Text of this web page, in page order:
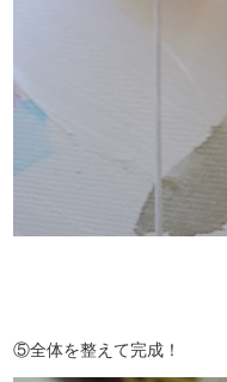
⑤全体を整えて完成！